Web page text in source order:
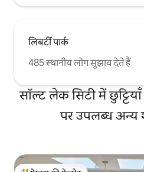
लिबर्टी पार्क
485 स्थानीय लोग सुझाव देते हैं
सॉल्ट लेक सिटी में
पर उपलब्ध अन्य